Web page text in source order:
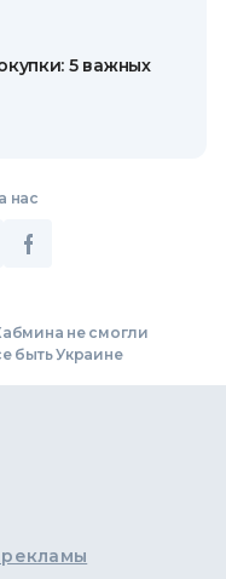
5 важных
нас
не смогли
быть Украине